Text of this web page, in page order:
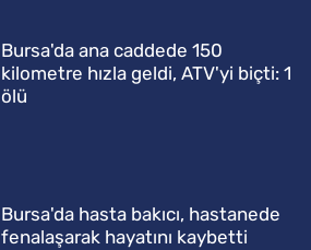
Bursa'da ana caddede 150
kilometre hızla geldi, ATV'yi biçti: 1
ölü
Bursa'da hasta bakıcı, hastanede
fenalaşarak hayatını kaybetti